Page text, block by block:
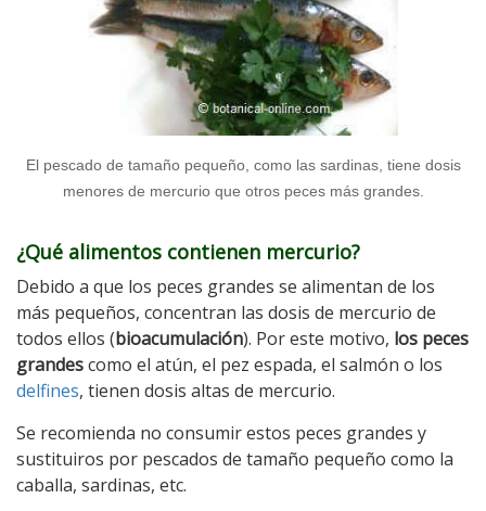
El pescado de tamaño pequeño, como las sardinas, tiene dosis
menores de mercurio que otros peces más grandes.
¿Qué alimentos contienen mercurio?
Debido a que los peces grandes se alimentan de los
más pequeños, concentran las dosis de mercurio de
todos ellos (bioacumulación). Por este motivo, los peces
grandescomo el atún, el pez espada, el salmón o los
delfines, tienen dosis altas de mercurio.
Se recomienda no consumir estos peces grandes y
sustituiros por pescados de tamaño pequeño como la
caballa, sardinas, etc.